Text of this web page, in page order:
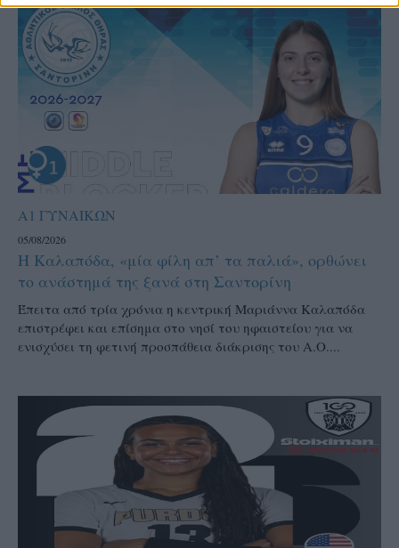
Α1 ΓΥΝΑΙΚΩΝ
05/08/2026
Η Καλαπόδα, «μία φίλη απ’ τα παλιά», ορθώνει
το ανάστημά της ξανά στη Σαντορίνη
Έπειτα από τρία χρόνια η κεντρική Μαριάννα Καλαπόδα
επιστρέφει και επίσημα στο νησί του ηφαιστείου για να
ενισχύσει τη φετινή προσπάθεια διάκρισης του Α.Ο....